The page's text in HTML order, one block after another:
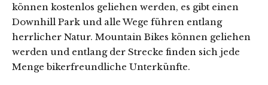
können kostenlos geliehen werden, es gibt einen
Downhill Park und alle Wege führen entlang
herrlicher Natur. Mountain Bikes können geliehen
werden und entlang der Strecke finden sich jede
Menge bikerfreundliche Unterkünfte.